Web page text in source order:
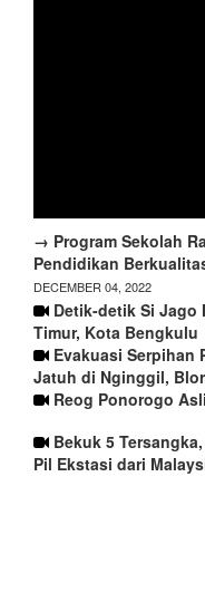
→ Program Sekolah
Pendidikan
DECEMBER 04, 2022
Detik-detik Si Jago
Timur, Kota Bengkulu
Evakuasi Serpihan
Jatuh di Nginggil,
Reog Ponorogo
Bekuk 5
Pil Ekstasi dari